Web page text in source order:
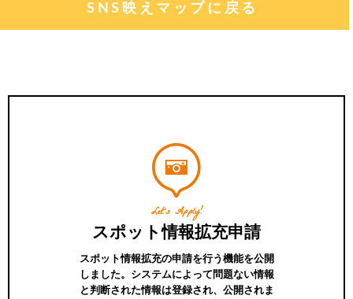
SNS映えマップに戻る
Let's Apply!
スポット情報拡充申請
スポット情報拡充の申請を行う機能を公開
しました。システムによって問題ない情報
と判断された情報は登録され、公開されま